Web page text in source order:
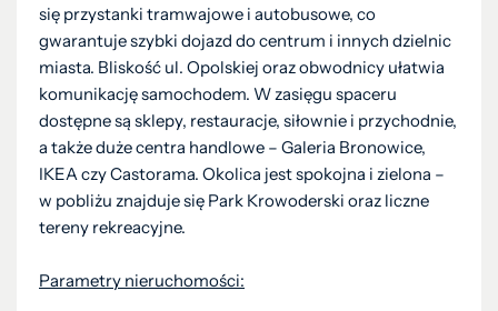
się przystanki tramwajowe i autobusowe, co
gwarantuje szybki dojazd do centrum i innych dzielnic
miasta. Bliskość ul. Opolskiej oraz obwodnicy ułatwia
komunikację samochodem. W zasięgu spaceru
dostępne są sklepy, restauracje, siłownie i przychodnie,
a także duże centra handlowe – Galeria Bronowice,
IKEA czy Castorama. Okolica jest spokojna i zielona –
w pobliżu znajduje się Park Krowoderski oraz liczne
tereny rekreacyjne.
Parametry nieruchomości: